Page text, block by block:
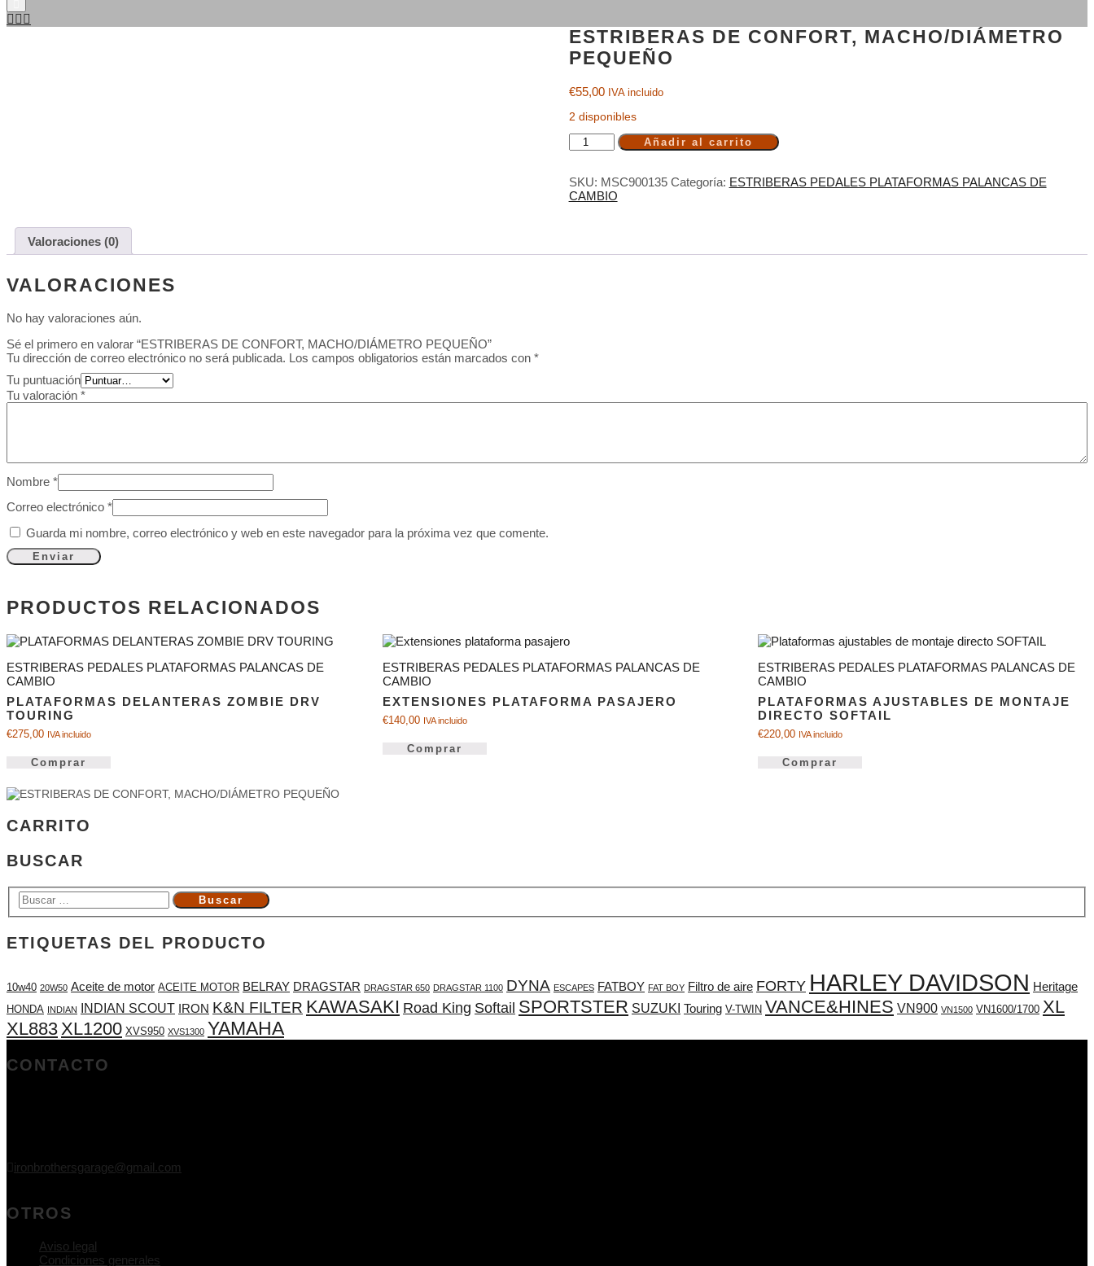
ESTRIBERAS DE CONFORT, MACHO/DIÁMETRO
PEQUEÑO
€55,00 IVA incluido
2 disponibles
Añadir al carrito
SKU: MSC900135 Categoría: ESTRIBERAS PEDALES PLATAFORMAS PALANCAS DE
CAMBIO
Valoraciones (0)
VALORACIONES
No hay valoraciones aún.
Sé el primero en valorar “ESTRIBERAS DE CONFORT, MACHO/DIÁMETRO PEQUEÑO”
Tu dirección de correo electrónico no será publicada. Los campos obligatorios están marcados con *
Tu puntuación
Tu valoración *
Nombre *
Correo electrónico *
Guarda mi nombre, correo electrónico y web en este navegador para la próxima vez que comente.
PRODUCTOS RELACIONADOS
ESTRIBERAS PEDALES PLATAFORMAS PALANCAS DE
CAMBIO
PLATAFORMAS DELANTERAS ZOMBIE DRV
TOURING
€275,00 IVA incluido
Comprar
ESTRIBERAS PEDALES PLATAFORMAS PALANCAS DE
CAMBIO
EXTENSIONES PLATAFORMA PASAJERO
€140,00 IVA incluido
Comprar
ESTRIBERAS PEDALES PLATAFORMAS PALANCAS DE
CAMBIO
PLATAFORMAS AJUSTABLES DE MONTAJE
DIRECTO SOFTAIL
€220,00 IVA incluido
Comprar
CARRITO
BUSCAR
ETIQUETAS DEL PRODUCTO
10w40 20W50 Aceite de motor ACEITE MOTOR BELRAY DRAGSTAR DRAGSTAR 650 DRAGSTAR 1100 DYNA ESCAPES FATBOY FAT BOY Filtro de aire FORTY HARLEY DAVIDSON Heritage
HONDA INDIAN INDIAN SCOUT IRON K&N FILTER KAWASAKI Road King Softail SPORTSTER SUZUKI Touring V-TWIN VANCE&HINES VN900 VN1500 VN1600/1700 XL
XL883XL1200 XVS950 XVS1300 YAMAHA
CONTACTO
ironbrothersgarage@gmail.com
OTROS
Aviso legal
Condiciones generales